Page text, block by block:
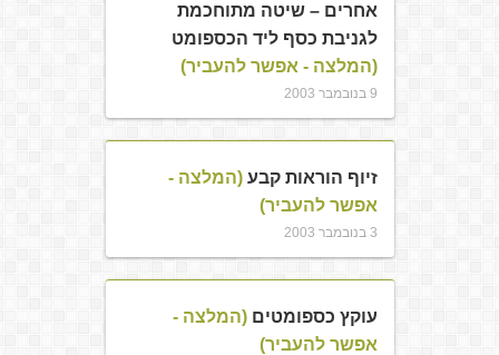
אחרים – שיטה מתוחכמת
לגניבת כסף ליד הכספומט
(המלצה - אפשר להעביר)
9 בנובמבר 2003
זיוף הוראות קבע(המלצה -
אפשר להעביר)
3 בנובמבר 2003
עוקץ כספומטים(המלצה -
אפשר להעביר)